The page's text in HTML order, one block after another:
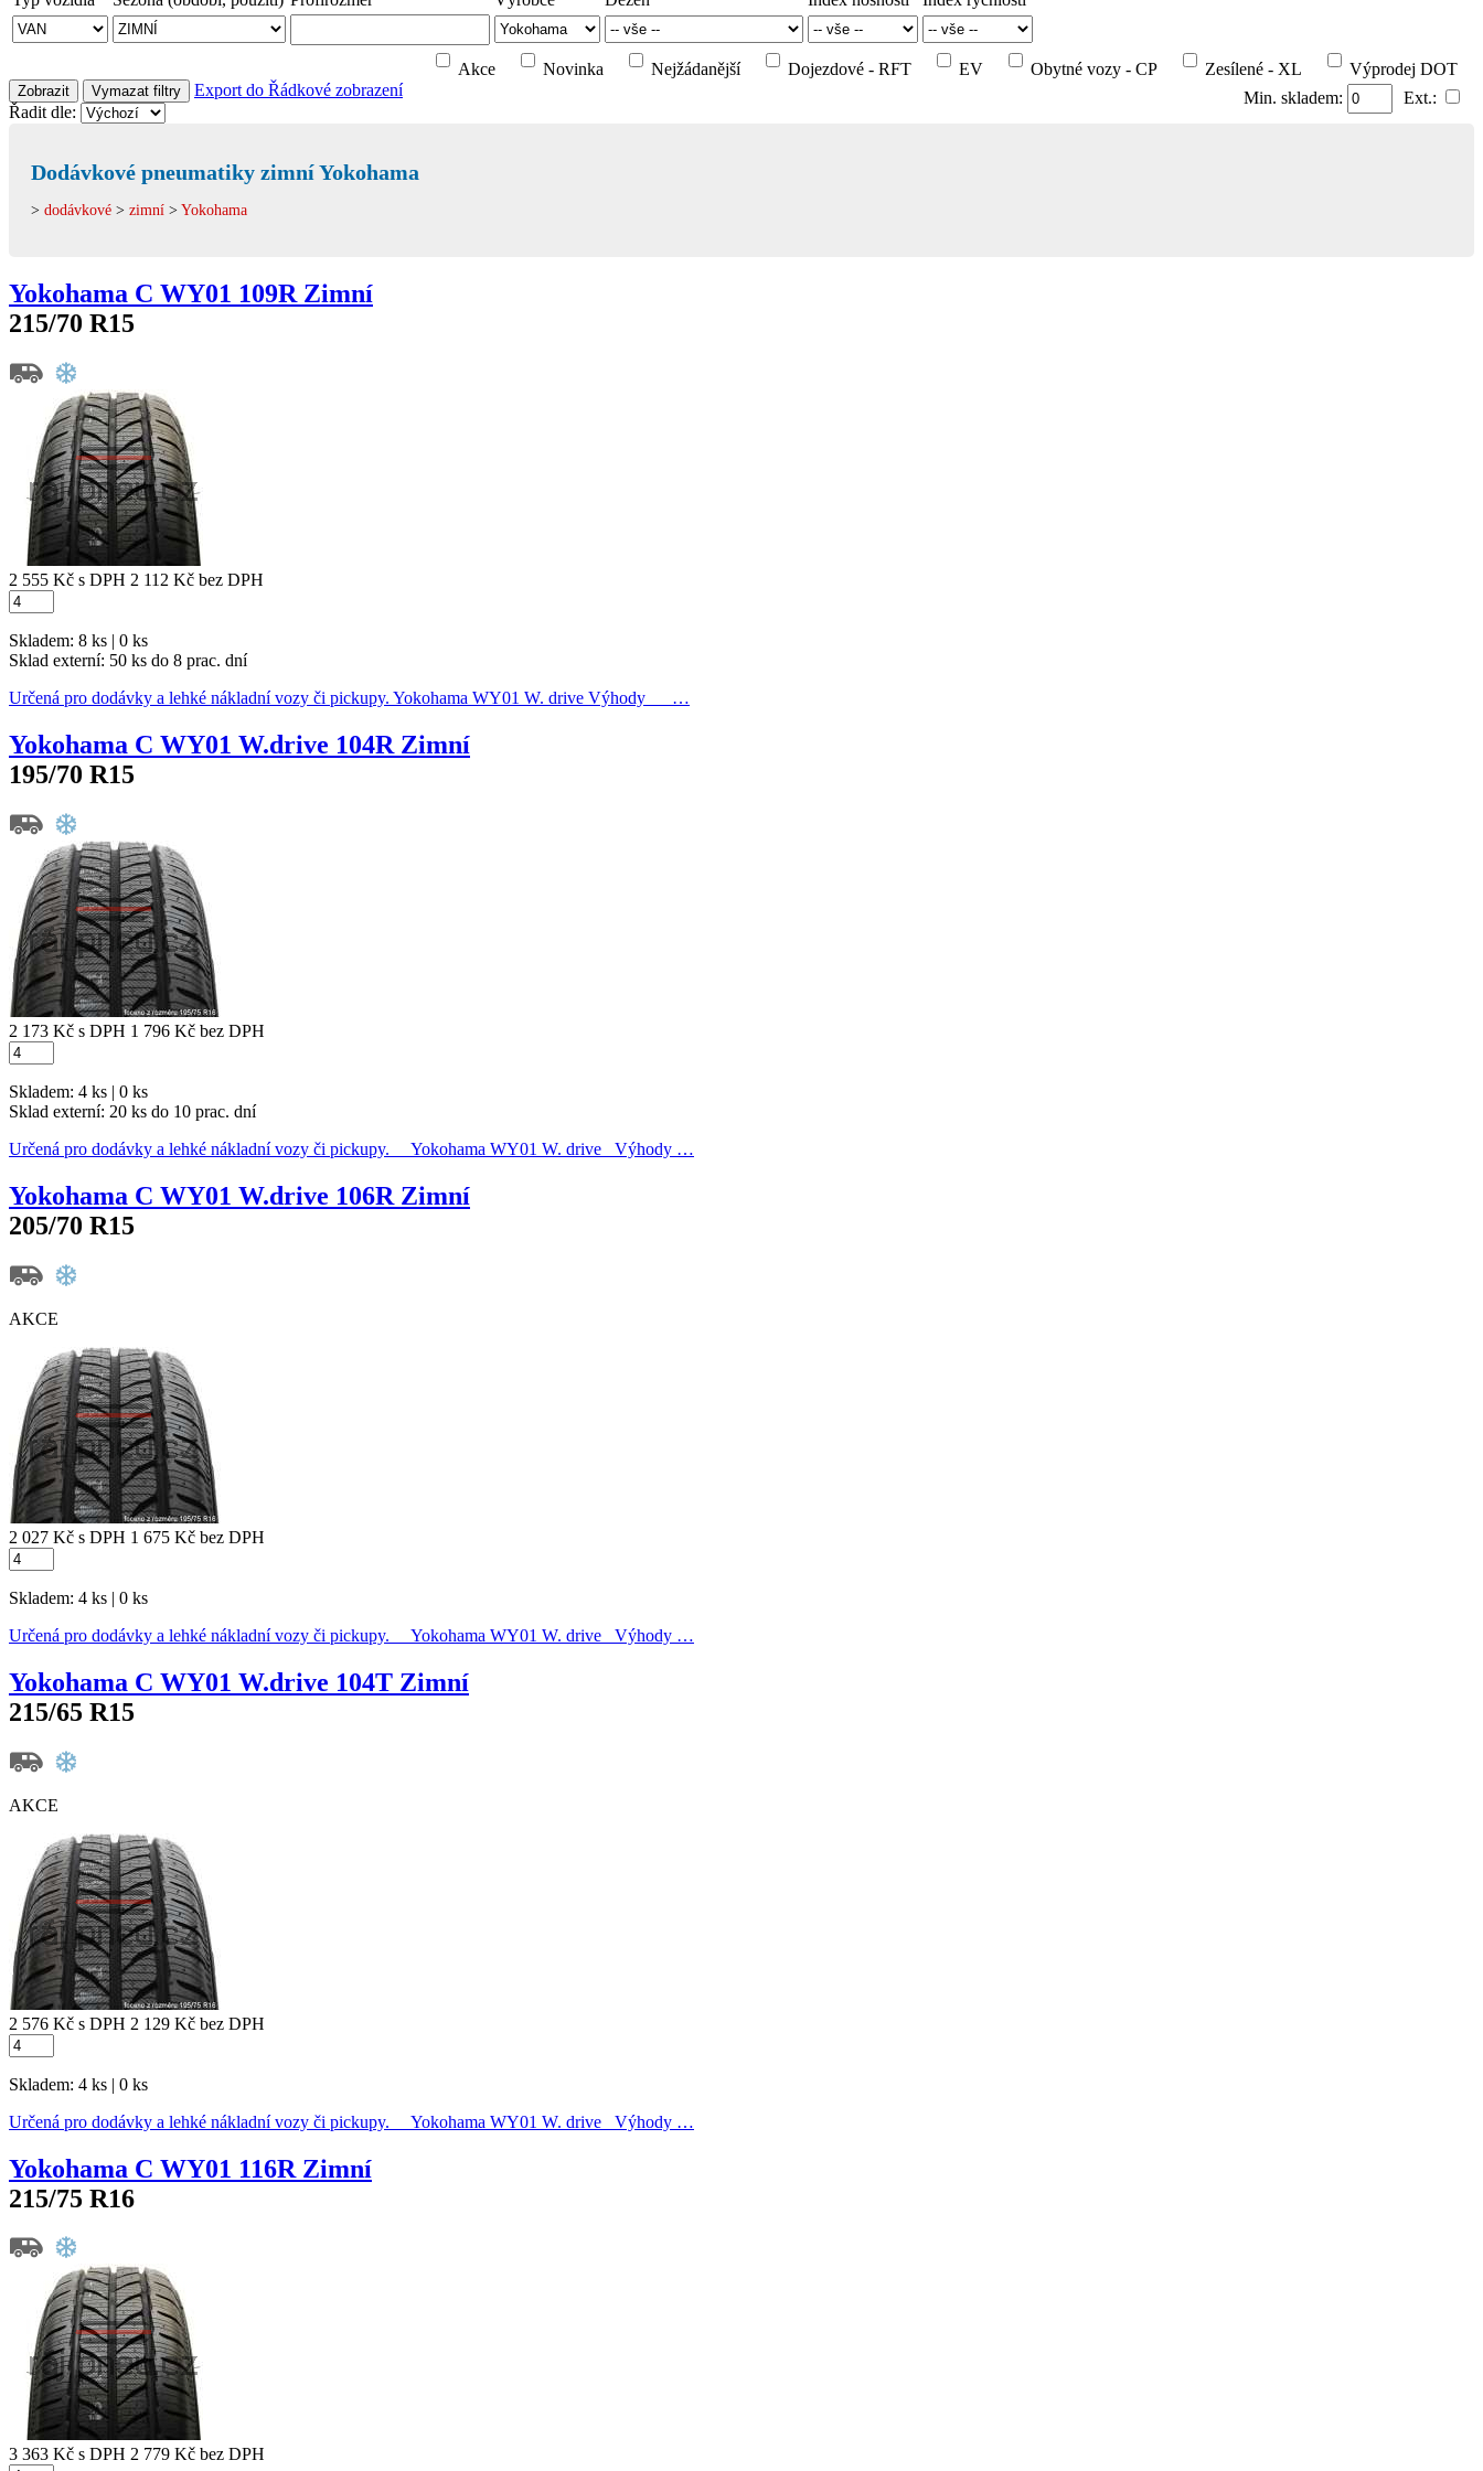
Akce Novinka Nejžádanější Dojezdové - RFT EV Obytné vozy - CP Zesílené - XL Výprodej DOT
Zobrazit Vymazat filtry Export do Ext.:
Min. skladem:
Řádkové zobrazení
Řadit dle:
Dodávkové pneumatiky zimní Yokohama
> dodávkové > zimní > Yokohama
Yokohama C WY01 109R Zimní
215/70 R15
2 555 Kč s DPH 2 112 Kč bez DPH
Skladem: 8 ks | 0 ks
Sklad externí: 50 ks do 8 prac. dní
Určená pro dodávky a lehké nákladní vozy či pickupy. Yokohama WY01 W. drive Výhody …
Yokohama C WY01 W.drive 104R Zimní
195/70 R15
2 173 Kč s DPH 1 796 Kč bez DPH
Skladem: 4 ks | 0 ks
Sklad externí: 20 ks do 10 prac. dní
Určená pro dodávky a lehké nákladní vozy či pickupy. Yokohama WY01 W. drive Výhody …
Yokohama C WY01 W.drive 106R Zimní
205/70 R15
AKCE
2 027 Kč s DPH 1 675 Kč bez DPH
Skladem: 4 ks | 0 ks
Určená pro dodávky a lehké nákladní vozy či pickupy. Yokohama WY01 W. drive Výhody …
Yokohama C WY01 W.drive 104T Zimní
215/65 R15
AKCE
2 576 Kč s DPH 2 129 Kč bez DPH
Skladem: 4 ks | 0 ks
Určená pro dodávky a lehké nákladní vozy či pickupy. Yokohama WY01 W. drive Výhody …
Yokohama C WY01 116R Zimní
215/75 R16
3 363 Kč s DPH 2 779 Kč bez DPH